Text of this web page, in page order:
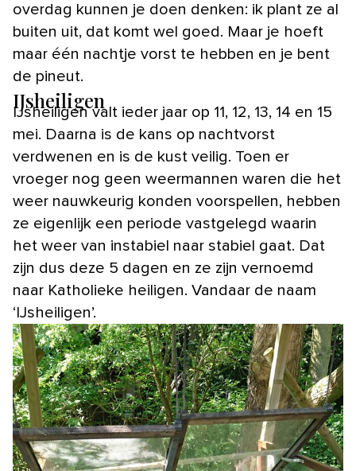
overdag kunnen je doen denken: ik plant ze al
buiten uit, dat komt wel goed. Maar je hoeft
maar één nachtje vorst te hebben en je bent
de pineut.
IJsheiligen
IJsheiligen valt ieder jaar op 11, 12, 13, 14 en 15
mei. Daarna is de kans op nachtvorst
verdwenen en is de kust veilig. Toen er
vroeger nog geen weermannen waren die het
weer nauwkeurig konden voorspellen, hebben
ze eigenlijk een periode vastgelegd waarin
het weer van instabiel naar stabiel gaat. Dat
zijn dus deze 5 dagen en ze zijn vernoemd
naar Katholieke heiligen. Vandaar de naam
‘IJsheiligen’.